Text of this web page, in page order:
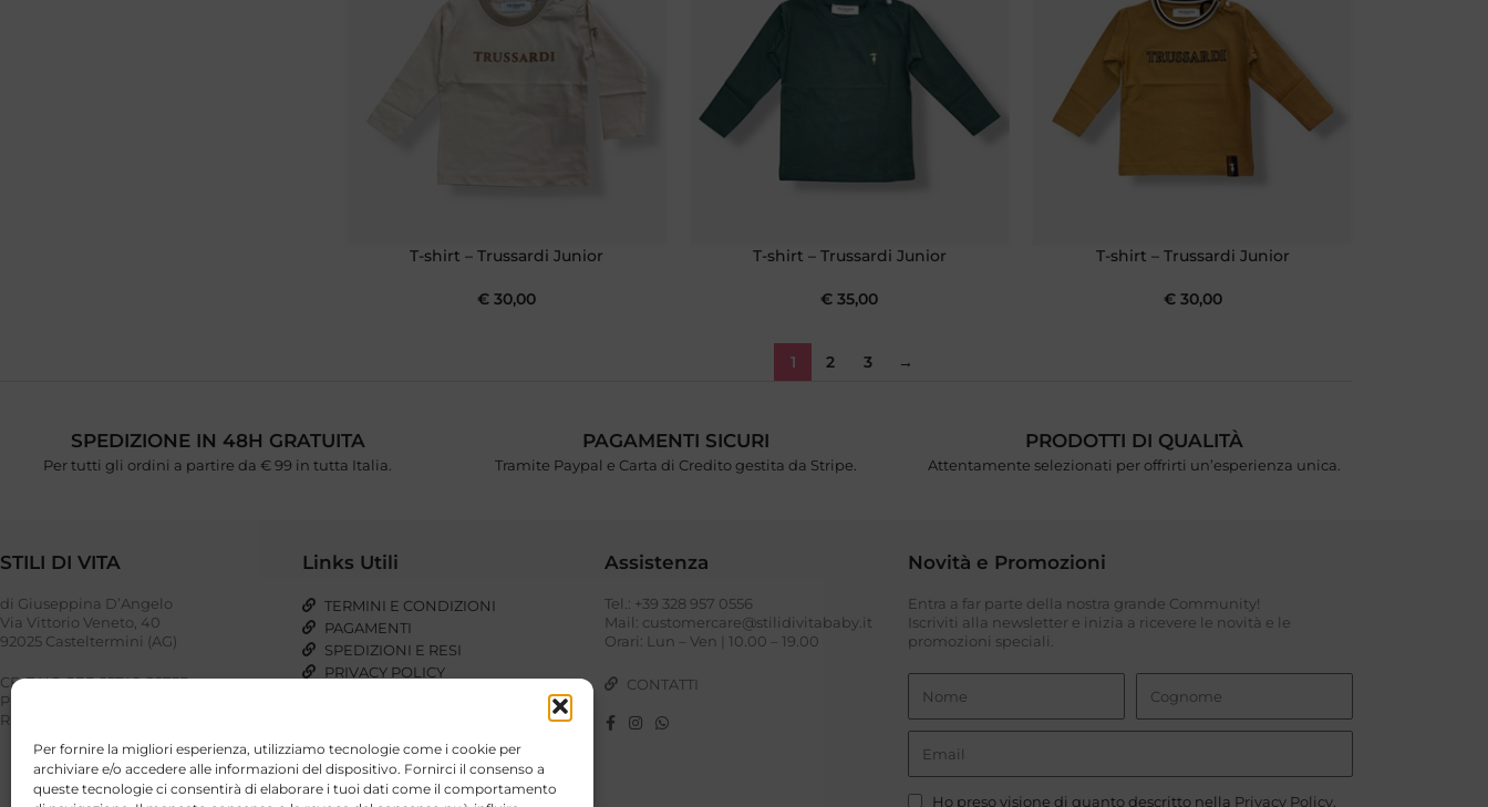
Per fornire la migliori esperienza, utilizziamo tecnologie come i cookie per
archiviare e/o accedere alle informazioni del dispositivo. Fornirci il consenso a
queste tecnologie ci consentirà di elaborare i tuoi dati come il comportamento
T-shirt – Trussardi Junior
€ 30,00
T-shirt – Trussardi Junior
€ 35,00
T-shirt – Trussardi Junior
€30,00
1 2 3 →
SPEDIZIONE IN 48H GRATUITA
Per tutti gli ordini a partire da € 99 in tutta Italia.
PAGAMENTI SICURI
Tramite Paypal e Carta di Credito gestita da Stripe.
PRODOTTI DI QUALITÀ
Attentamente selezionati per offrirti un’esperienza unica.
STILI DI VITA
di Giuseppina D’Angelo
Via Vittorio Veneto, 40
92025 Casteltermini (AG)
CF: DNG GPP 85T48 G273P
P. IVA: 03023110848
REA: AG – 221948
Links Utili
TERMINI E CONDIZIONI
PAGAMENTI
SPEDIZIONI E RESI
PRIVACY POLICY
Assistenza
Tel.: +39 328 957 0556
Mail: customercare@stilidivitababy.it
Orari: Lun – Ven | 10.00 – 19.00
CONTATTI
Novità e Promozioni
Entra a far parte della nostra grande Community!
Iscriviti alla newsletter e inizia a ricevere le novità e le
promozioni speciali.
Ho preso visione di quanto descritto nella Privacy Policy.